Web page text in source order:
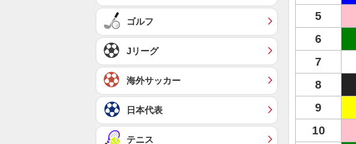
5
6
7
8
9
10
ゴルフ
Jリーグ
海外サッカー
日本代表
テニス